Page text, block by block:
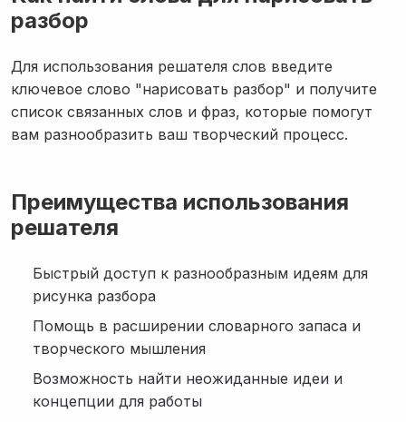
разбор
Для использования решателя слов введите
ключевое слово "нарисовать разбор" и получите
список связанных слов и фраз, которые помогут
вам разнообразить ваш творческий процесс.
Преимущества использования
решателя
Быстрый доступ к разнообразным идеям для
рисунка разбора
Помощь в расширении словарного запаса и
творческого мышления
Возможность найти неожиданные идеи и
концепции для работы